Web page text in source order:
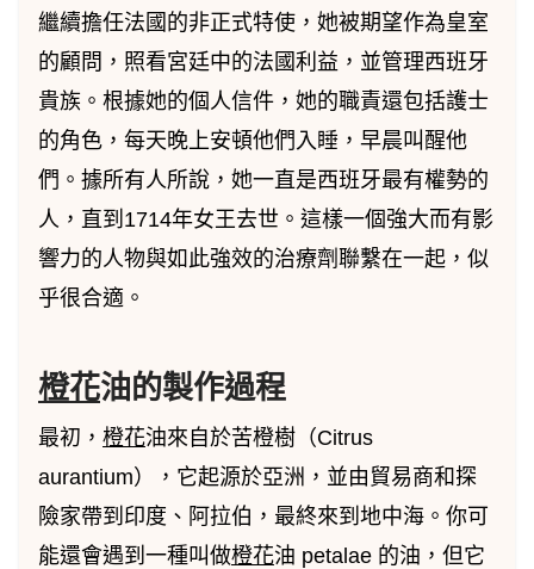
繼續擔任法國的非正式特使，她被期望作為皇室
的顧問，照看宮廷中的法國利益，並管理西班牙
貴族。根據她的個人信件，她的職責還包括護士
的角色，每天晚上安頓他們入睡，早晨叫醒他
們。據所有人所說，她一直是西班牙最有權勢的
人，直到1714年女王去世。這樣一個強大而有影
響力的人物與如此強效的治療劑聯繫在一起，似
乎很合適。
橙花油的製作過程
最初， 橙花油來自於苦橙樹（Citrus
aurantium），它起源於亞洲，並由貿易商和探
險家帶到印度、阿拉伯，最終來到地中海。你可
能還會遇到一種叫做橙花油 petalae 的油，但它